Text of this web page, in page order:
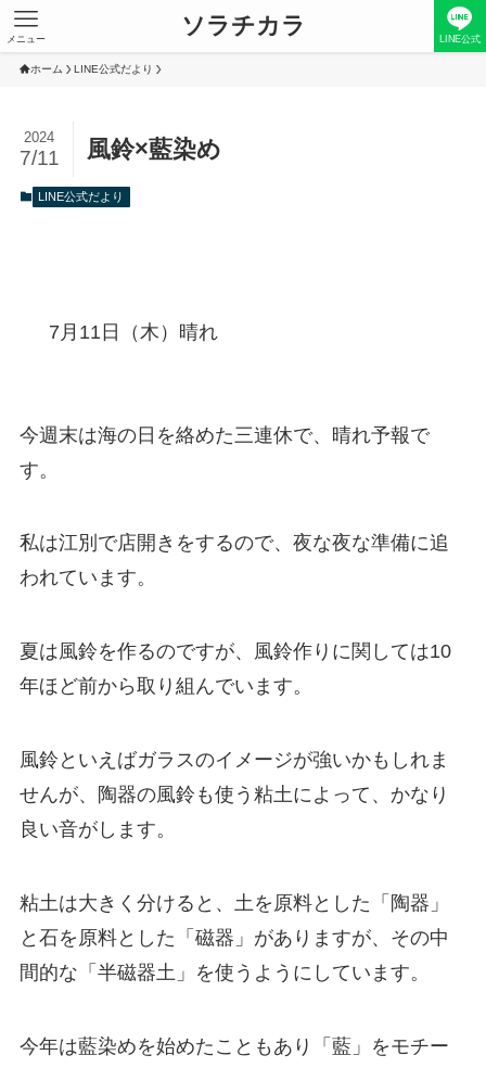
ソラチカラ LINE公式
メニュー
ホーム LINE公式だより
風鈴×藍染め
2024
7/11
LINE公式だより
7月11日（木）晴れ
今週末は海の日を絡めた三連休で、晴れ予報で
す。
私は江別で店開きをするので、夜な夜な準備に追
われています。
夏は風鈴を作るのですが、風鈴作りに関しては10
年ほど前から取り組んでいます。
風鈴といえばガラスのイメージが強いかもしれま
せんが、陶器の風鈴も使う粘土によって、かなり
良い音がします。
粘土は大きく分けると、土を原料とした「陶器」
と石を原料とした「磁器」がありますが、その中
間的な「半磁器土」を使うようにしています。
今年は藍染めを始めたこともあり「藍」をモチー